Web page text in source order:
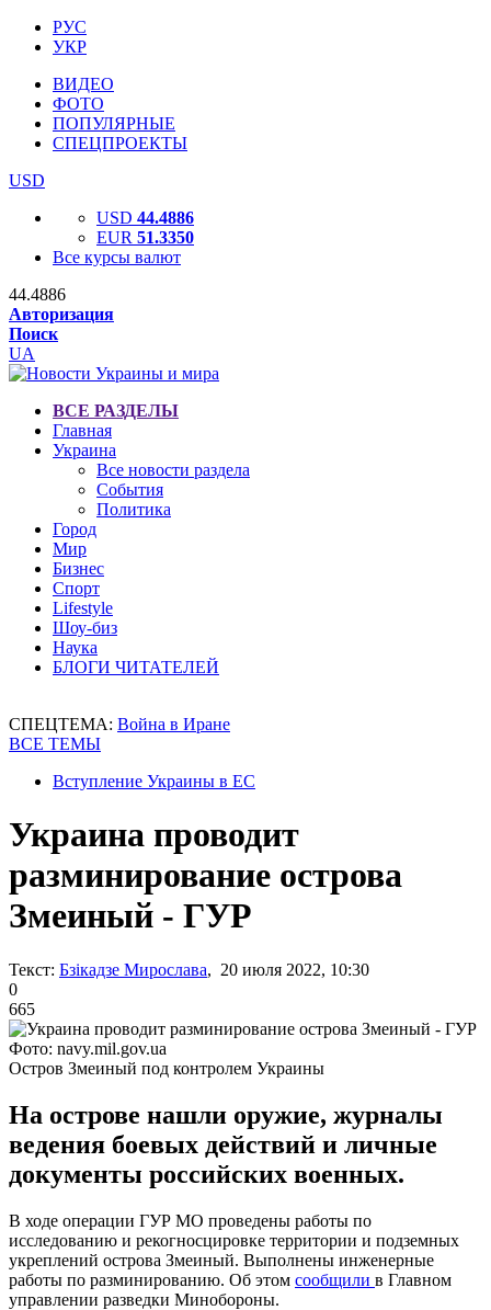
РУС
УКР
ВИДЕО
ФОТО
ПОПУЛЯРНЫЕ
СПЕЦПРОЕКТЫ
USD
USD 44.4886
EUR 51.3350
Все курсы валют
44.4886
Авторизация
Поиск
UA
ВСЕ РАЗДЕЛЫ
Главная
Украина
Все новости раздела
События
Политика
Город
Мир
Бизнес
Спорт
Lifestyle
Шоу-биз
Наука
БЛОГИ ЧИТАТЕЛЕЙ
СПЕЦТЕМА: Война в Иране
ВСЕ ТЕМЫ
Вступление Украины в ЕС
Украина проводит
разминирование острова
Змеиный - ГУР
Текст: Бзікадзе Мирослава, 20 июля 2022, 10:30
0
665
Фото: navy.mil.gov.ua
Остров Змеиный под контролем Украины
На острове нашли оружие, журналы
ведения боевых действий и личные
документы российских военных.
В ходе операции ГУР МО проведены работы по
исследованию и рекогносцировке территории и подземных
укреплений острова Змеиный. Выполнены инженерные
работы по разминированию. Об этом сообщили в Главном
управлении разведки Минобороны.